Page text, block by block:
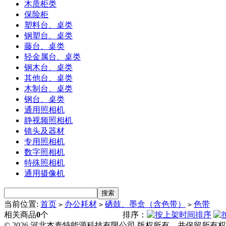
木质柜类
保险柜
塑料台、桌类
钢塑台、桌类
藤台、桌类
轻金属台、桌类
钢木台、桌类
其他台、桌类
木制台、桌类
钢台、桌类
通用照相机
静视频照相机
镜头及器材
专用照相机
数字照相机
特殊照相机
通用摄像机
当前位置: 首页 > 办公耗材 > 硒鼓、墨盒（含色带） > 色带
相关商品0个
排序：